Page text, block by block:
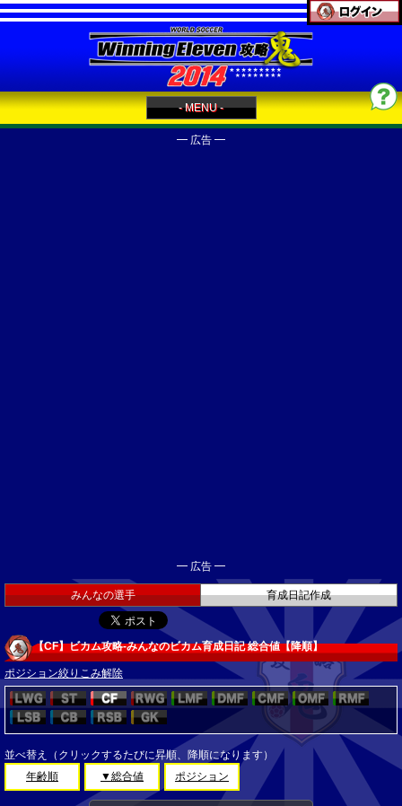
- MENU -
━ 広告 ━
━ 広告 ━
みんなの選手 育成日記作成
【CF】ビカム攻略-みんなのビカム育成日記 総合値【降順】
ポジション絞りこみ解除
並べ替え（クリックするたびに昇順、降順になります）
年齢順
▼総合値 ポジション